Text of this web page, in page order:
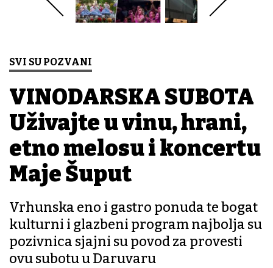
SVI SU POZVANI
VINODARSKA SUBOTA
Uživajte u vinu, hrani,
etno melosu i koncertu
Maje Šuput
Vrhunska eno i gastro ponuda te bogat
kulturni i glazbeni program najbolja su
pozivnica sjajni su povod za provesti
ovu subotu u Daruvaru